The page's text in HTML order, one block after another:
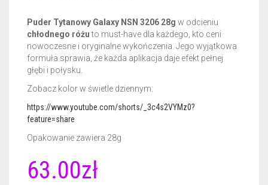
GEL BASE 50ML
ACTIVATOR 50ML
ACTIVATOR POWER 50ML
GEL TOP 50ML
NAIL PREP 15ML
GEL BASE 15ML
GEL BASE + GEL TOP 15ML
GEL BASE DO ZDOBIEŃ 15ML
ACTIVATOR POWER 15ML
CERTYFIKATY DERMATOLOGICZNE
AKCESORIA
RÓŻNE AKCESORIA
FREZY
GADŻETY REKLAMOWE
PLAKAT
Puder Tytanowy Galaxy NSN 3206 28g w odcieniu
chłodnego różuto must-have dla każdego, kto ceni
nowoczesne i oryginalne wykończenia. Jego wyjątkowa
formuła sprawia, że każda aplikacja daje efekt pełnej
głębi i połysku.
Zobacz kolor w świetle dziennym:
https://www.youtube.com/shorts/_3c4s2VYMz0?
feature=share
Opakowanie zawiera 28g
63.00zł